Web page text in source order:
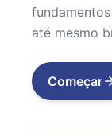
até mesmo
Começar